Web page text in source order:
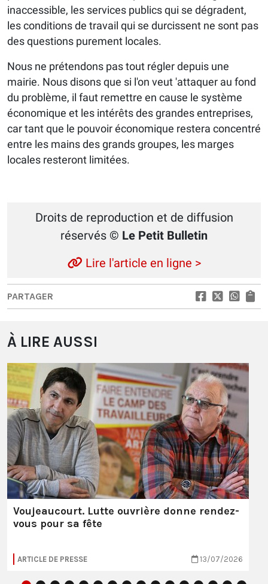
inaccessible, les services publics qui se dégradent,
les conditions de travail qui se durcissent ne sont pas
des questions purement locales.
Nous ne prétendons pas tout régler depuis une
mairie. Nous disons que si l'on veut 'attaquer au fond
du problème, il faut remettre en cause le système
économique et les intérêts des grandes entreprises,
car tant que le pouvoir économique restera concentré
entre les mains des grands groupes, les marges
locales resteront limitées.
Droits de reproduction et de diffusion
réservés © Le Petit Bulletin
Lire l'article en ligne >
PARTAGER
À LIRE AUSSI
Voujeaucourt. Lutte ouvrière donne rendez-
vous pour sa fête
ARTICLE DE PRESSE 13/07/2026